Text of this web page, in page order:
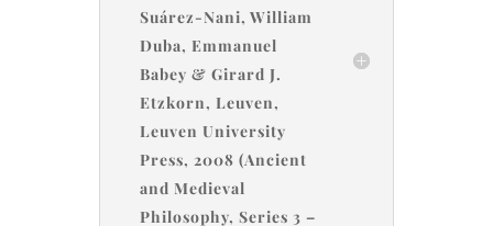
Suárez-Nani, William
Duba, Emmanuel
Babey & Girard J.
Etzkorn, Leuven,
Leuven University
Press, 2008 (Ancient
and Medieval
Philosophy, Series 3 –